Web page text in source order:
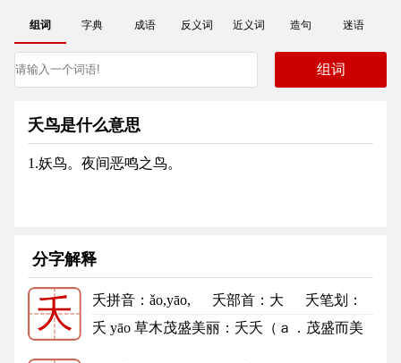
组词 字典 成语 反义词 近义词 造句 迷语
夭鸟是什么意思
1.妖鸟。夜间恶鸣之鸟。
分字解释
夭 夭拼音 ：ǎo,yāo, 夭部首 ：大
夭笔划：
4
夭的笔顺
夭 yāo 草木茂盛美丽：夭夭（ａ．茂盛而美